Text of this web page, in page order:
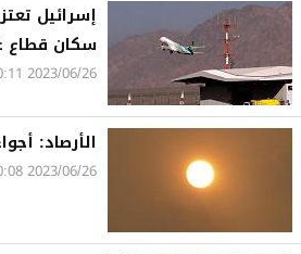
إسرائيل
سكان قطاع
2023/06/26 10:11
الأرصاد:
2023/06/26 10:08